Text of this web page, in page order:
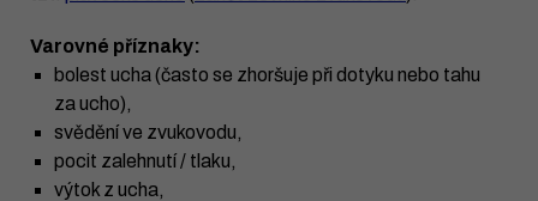
Varovné příznaky:
bolest ucha (často se zhoršuje při dotyku nebo tahu
za ucho),
svědění ve zvukovodu,
pocit zalehnutí / tlaku,
výtok z ucha,